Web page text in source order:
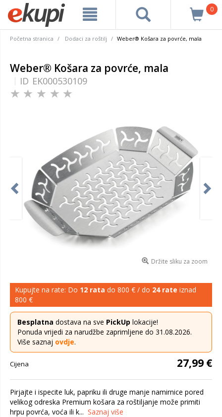
0
Početna stranica Dodaci za roštilj Weber® Košara za povrće, mala
Weber® Košara za povrće, mala
ID EK000530109
Držite sliku za zoom
Kupujte na rate: Do 12 rata do 800 € / do 24 rate iznad
800 €
Besplatna dostava na sve PickUp lokacije!
Ponuda vrijedi za narudžbe zaprimljene do 31.08.2026.
Više saznaj ovdje.
Cijena 27,99 €
Pirjajte i ispecite luk, papriku ili druge manje namirnice pored
velikog odreska Premium košara za roštiljanje može primiti
hrpu povrća, voća ili k... Saznaj više